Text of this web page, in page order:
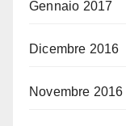
Gennaio 2017
Dicembre 2016
Novembre 2016